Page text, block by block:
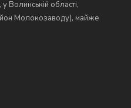
Волинській області,
Молокозаводу), майже